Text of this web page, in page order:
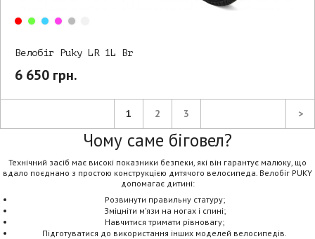
Велобіг Puky LR 1L Br
6 650 грн.
1 2 3 >
Чому саме біговел?
Технічний засіб має високі показники безпеки, які він гарантує малюку, що
вдало поєднано з простою конструкцією дитячого велосипеда. Велобіг PUKY
допомагає дитині:
Розвинути правильну статуру;
Зміцніти м’язи на ногах і спині;
Навчитися тримати рівновагу;
Підготуватися до використання інших моделей велосипедів.